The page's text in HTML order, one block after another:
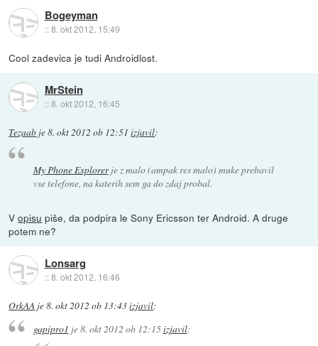
Bogeyman
::8. okt 2012, 15:49
Cool zadevica je tudi Androidlost.
MrStein
::8. okt 2012, 16:45
Tezaab je8. okt 2012 ob 12:51 izjavil:
My Phone Explorerje z malo (ampak res malo) muke prebavil
vse telefone, na katerih sem ga do zdaj probal.
Vopisu piše, da podpira le Sony Ericsson ter Android. A druge
potem ne?
Lonsarg
::8. okt 2012, 16:46
OrkAA je8. okt 2012 ob 13:43izjavil:
gapipro1 je8. okt 2012 ob 12:15izjavil: